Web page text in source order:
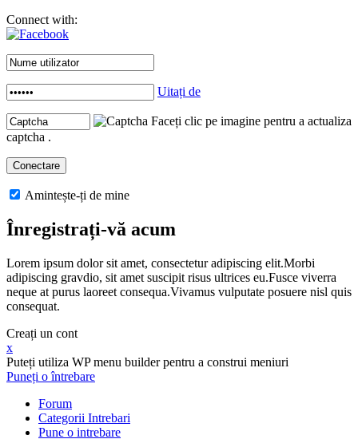
Connect with:
Uitați de
Faceți clic pe imagine pentru a actualiza
captcha .
Amintește-ți de mine
Înregistrați-vă acum
Lorem ipsum dolor sit amet, consectetur adipiscing elit.Morbi
adipiscing gravdio, sit amet suscipit risus ultrices eu.Fusce viverra
neque at purus laoreet consequa.Vivamus vulputate posuere nisl quis
consequat.
Creați un cont
x
Puteți utiliza WP menu builder pentru a construi meniuri
Puneți o întrebare
Forum
Categorii Intrebari
Pune o intrebare